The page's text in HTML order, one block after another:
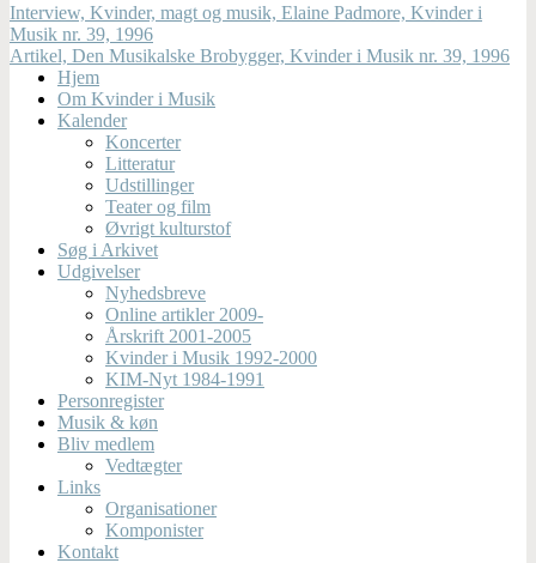
Interview, Kvinder, magt og musik, Elaine Padmore, Kvinder i
Musik nr. 39, 1996
Artikel, Den Musikalske Brobygger, Kvinder i Musik nr. 39, 1996
Hjem
Om Kvinder i Musik
Kalender
Koncerter
Litteratur
Udstillinger
Teater og film
Øvrigt kulturstof
Søg i Arkivet
Udgivelser
Nyhedsbreve
Online artikler 2009-
Årskrift 2001-2005
Kvinder i Musik 1992-2000
KIM-Nyt 1984-1991
Personregister
Musik & køn
Bliv medlem
Vedtægter
Links
Organisationer
Komponister
Kontakt